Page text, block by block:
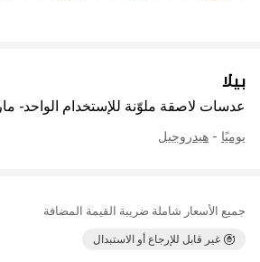
بيلا
عدسات لاصقة ملوّنة للإستخدام الواحد -
يوميًا - هيدروجيل
جميع الأسعار شاملة ضريبة القيمة المضافة
غير قابل للإرجاع أو الاستبدال